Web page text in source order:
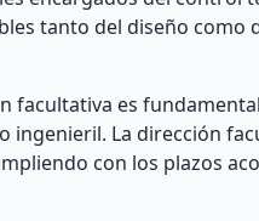
tanto del diseño como
facultativa es
La dirección
con los plazos